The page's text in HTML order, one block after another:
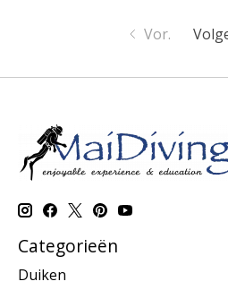
Vor.
Categorieën
Duiken